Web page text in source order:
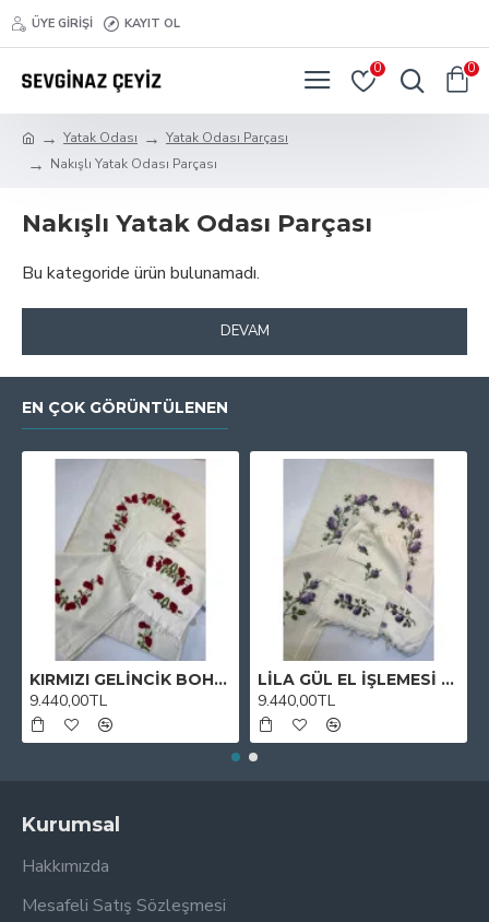
ÜYE GİRİŞİ KAYIT OL
0 0
Yatak Odası
Yatak Odası Parçası
Nakışlı Yatak Odası Parçası
Nakışlı Yatak Odası Parçası
Bu kategoride ürün bulunamadı.
DEVAM
EN ÇOK GÖRÜNTÜLENEN
KIRMIZI GELİNCİK BOHÇA TAKIMI
9.440,00TL
LİLA GÜL EL İŞLEMESİ BOHÇA TAKIMI
9.440,00TL
Kurumsal
Hakkımızda
Mesafeli Satış Sözleşmesi